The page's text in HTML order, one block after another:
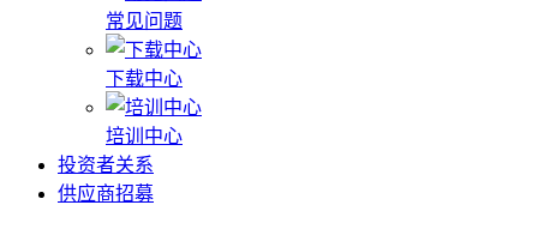
常见问题
下载中心
培训中心
投资者关系
供应商招募